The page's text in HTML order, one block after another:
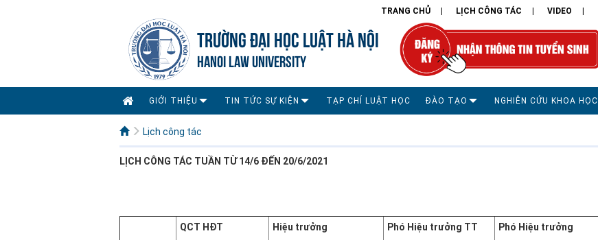
TRANG CHỦ LỊCH CÔNG TÁC VIDEO
TRƯỜNG ĐẠI HỌC LUẬT HÀ NỘI
HANOI LAW UNIVERSITY
GIỚI THIỆU TIN TỨC SỰ KIỆN TẠP CHÍ LUẬT HỌC ĐÀO TẠO NGHIÊN CỨU KHOA HỌC
Lịch công tác
LỊCH CÔNG TÁC TUẦN TỪ 14/6 ĐẾN 20/6/2021
QCT HĐT
Hiệu trưởng
Phó Hiệu trưởng TT
Phó Hiệu trưởng